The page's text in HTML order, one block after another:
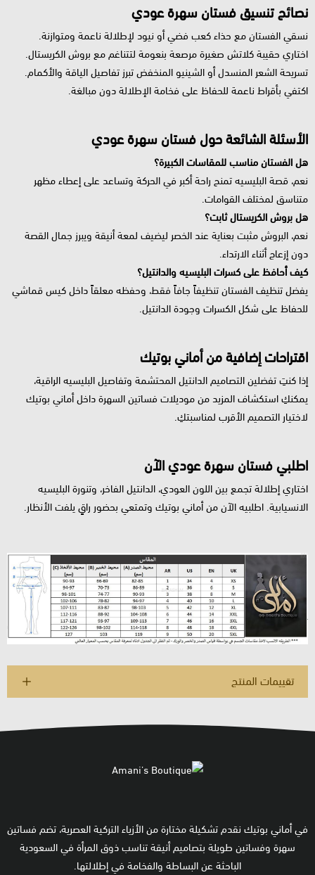
نصائح تنسيق فستان سهرة عودي
نسقي الفستان مع حذاء كعب فضي أو نيود لإطلالة ناعمة ومتوازنة.
اختاري حقيبة كلاتش صغيرة مرصعة بنعومة لتتناغم مع بروش الكريستال.
تسريحة الشعر المنسدل أو الشينيو المنخفض تبرز تفاصيل الياقة والأكمام.
اكتفي بأقراط ناعمة للحفاظ على فخامة الإطلالة دون مبالغة.
الأسئلة الشائعة حول فستان سهرة عودي
هل الفستان مناسب للمقاسات الكبيرة؟
نعم، قصة البليسيه تمنح راحة أكبر في الحركة وتساعد على إعطاء مظهر
متناسق لمختلف القوامات.
هل بروش الكريستال ثابت؟
نعم، البروش مثبت بعناية عند الخصر ليضيف لمعة أنيقة ويبرز جمال القصة
دون إزعاج أثناء الارتداء.
كيف أحافظ على كسرات البليسيه والدانتيل؟
يفضل تنظيف الفستان تنظيفاً جافاً فقط، وحفظه معلقاً داخل كيس قماشي
للحفاظ على شكل الكسرات وجودة الدانتيل.
اقتراحات إضافية من أماني بوتيك
إذا كنتِ تفضلين التصاميم الدانتيل المحتشمة وتفاصيل البليسيه الراقية،
يمكنكِ استكشاف المزيد من موديلات فساتين السهرة داخل أماني بوتيك
لاختيار التصميم الأقرب لمناسبتكِ.
اطلبي فستان سهرة عودي الآن
اختاري إطلالة تجمع بين اللون العودي، الدانتيل الفاخر، وتنورة البليسيه
الانسيابية. اطلبيه الآن من أماني بوتيك وتمتعي بحضور راقٍ يلفت الأنظار.
تقييمات المنتج
في أماني بوتيك نقدم تشكيلة مختارة من الأزياء التركية العصرية، تضم فساتين
سهرة وفساتين طويلة بتصاميم أنيقة تناسب ذوق المرأة في السعودية
الباحثة عن البساطة والفخامة في إطلالتها.